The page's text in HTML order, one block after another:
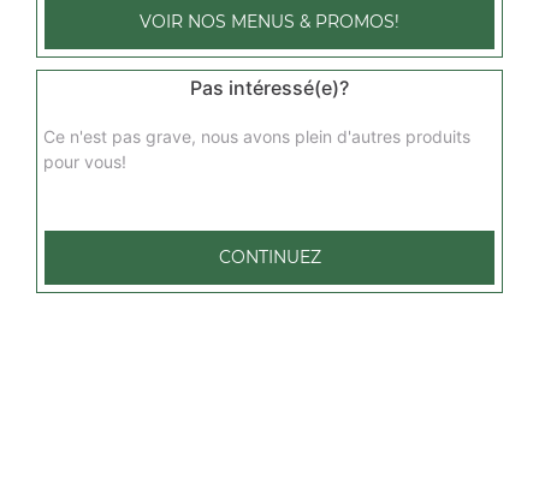
Base sauce tomate, mozzarella, champignons, artichaut,
pommes de terre, oignons
9.00€
Base sauce tomate, mozzarella, fruits de mer, persillade
9.00€
VOIR NOS MENUS & PROMOS!
Pas intéressé(e)?
Ce n'est pas grave, nous avons plein d'autres produits
pour vous!
CONTINUEZ